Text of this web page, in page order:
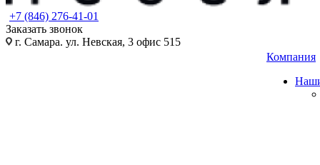
+7 (846) 276-41-01
Заказать звонок
г. Самара. ул. Невская, 3 офис 515
Компания